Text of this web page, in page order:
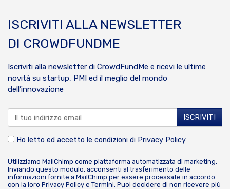
ISCRIVITI ALLA NEWSLETTER
DI CROWDFUNDME
Iscriviti alla newsletter di CrowdFundMe e ricevi le ultime
novità su startup, PMI ed il meglio del mondo
dell’innovazione
Ho letto ed accetto le condizioni di Privacy Policy
Utilizziamo MailChimp come piattaforma automatizzata di marketing.
Inviando questo modulo, acconsenti al trasferimento delle
informazioni fornite a MailChimp per essere processate in accordo
con la loro Privacy Policy e Termini. Puoi decidere di non ricevere più